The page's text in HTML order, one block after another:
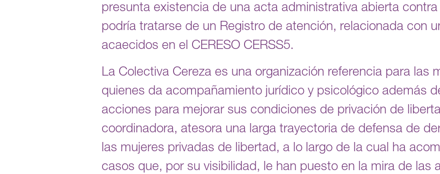
presunta existencia de una acta administrativa abierta
podría tratarse de un Registro de atención, relacionada con
acaecidos en el CERESO CERSS5.
La Colectiva Cereza es una organización referencia para las
quienes da acompañamiento jurídico y psicológico además
acciones para mejorar sus condiciones de privación de
coordinadora, atesora una larga trayectoria de defensa de
las mujeres privadas de libertad, a lo largo de la cual ha
casos que, por su visibilidad, le han puesto en la mira de las